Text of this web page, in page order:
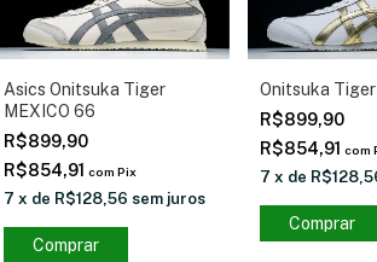
Asics Onitsuka Tiger
MEXICO 66
R$899,90
R$854,91com Pix
7 x de R$128,56 sem juros
Comprar
Onitsuka
R$899,90
R$854,91 com
7 x de
Comprar